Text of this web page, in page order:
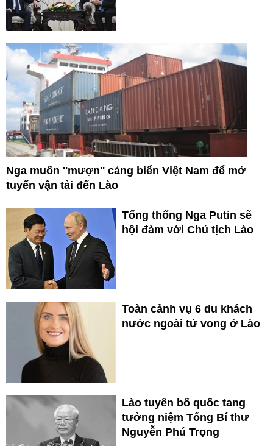
Nga muốn ''mượn'' cảng biển Việt Nam để mở
tuyến vận tải đến Lào
Tổng thống Nga Putin sẽ
hội đàm với Chủ tịch Lào
Toàn cảnh vụ 6 du khách
nước ngoài tử vong ở Lào
Lào tuyên bố quốc tang
tưởng niệm Tổng Bí thư
Nguyễn Phú Trọng